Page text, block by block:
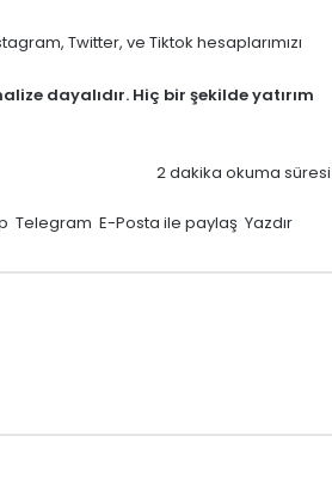
, Twitter, ve Tiktok hesaplarımızı
dayalıdır. Hiç bir şekilde yatırım
2 dakika okuma süresi
Telegram E-Posta ile paylaş Yazdır